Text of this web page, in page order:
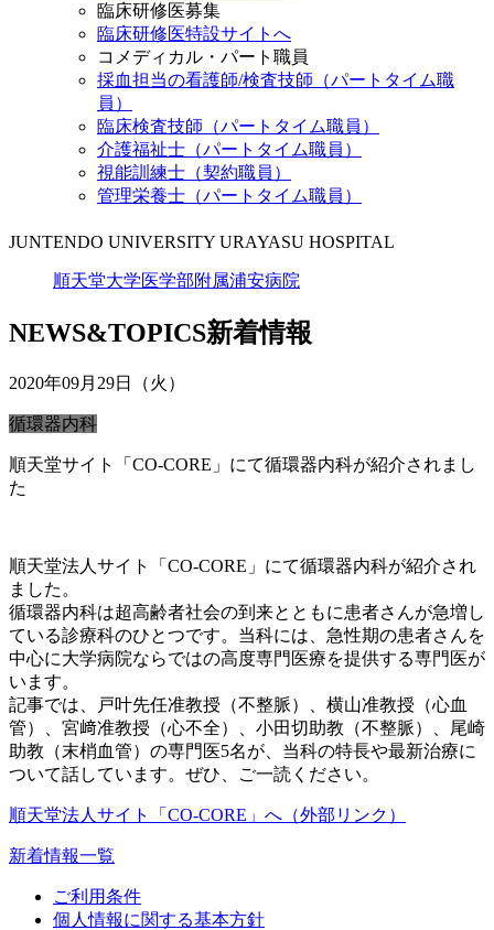
臨床研修医募集
臨床研修医特設サイトへ
コメディカル・パート職員
採血担当の看護師/検査技師（パートタイム職
員）
臨床検査技師（パートタイム職員）
介護福祉士（パートタイム職員）
視能訓練士（契約職員）
管理栄養士（パートタイム職員）
JUNTENDO UNIVERSITY URAYASU HOSPITAL
順天堂大学医学部附属浦安病院
NEWS&TOPICS新着情報
2020年09月29日（火）
循環器内科
順天堂サイト「CO-CORE」にて循環器内科が紹介されまし
た
順天堂法人サイト「CO-CORE」にて循環器内科が紹介され
ました。
循環器内科は超高齢者社会の到来とともに患者さんが急増し
ている診療科のひとつです。当科には、急性期の患者さんを
中心に大学病院ならではの高度専門医療を提供する専門医が
います。
記事では、戸叶先任准教授（不整脈）、横山准教授（心血
管）、宮﨑准教授（心不全）、小田切助教（不整脈）、尾崎
助教（末梢血管）の専門医5名が、当科の特長や最新治療に
ついて話しています。ぜひ、ご一読ください。
順天堂法人サイト「CO-CORE」へ（外部リンク）
新着情報一覧
ご利用条件
個人情報に関する基本方針